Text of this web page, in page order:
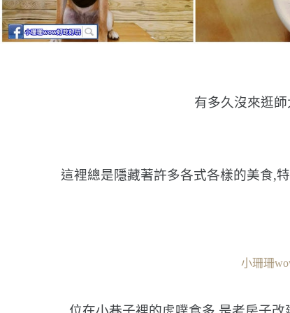
有多久沒來逛師
這裡總是隱藏著許多各式各樣的美食,
小珊珊